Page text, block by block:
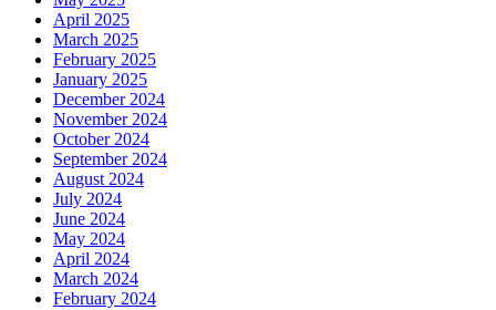
April 2025
March 2025
February 2025
January 2025
December 2024
November 2024
October 2024
September 2024
August 2024
July 2024
June 2024
May 2024
April 2024
March 2024
February 2024